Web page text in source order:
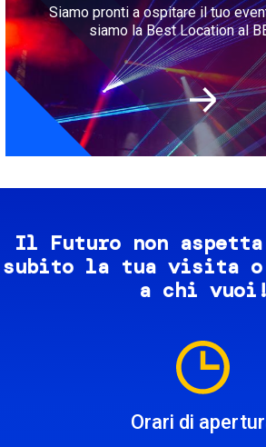
Siamo pronti a ospitare il tuo
siamo la Best Location al
Il Futuro non
subito la tua visita o
a chi vuoi!
Orari di